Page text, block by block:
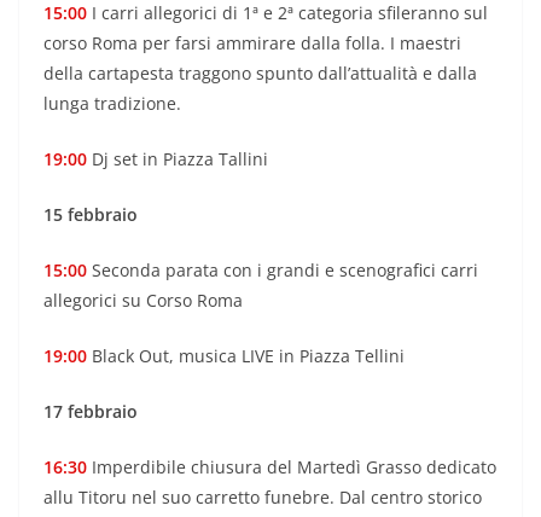
15:00 I carri allegorici di 1ª e 2ª categoria sfileranno sul
corso Roma per farsi ammirare dalla folla. I maestri
della cartapesta traggono spunto dall’attualità e dalla
lunga tradizione.
19:00 Dj set in Piazza Tallini
15 febbraio
15:00 Seconda parata con i grandi e scenografici carri
allegorici su Corso Roma
19:00 Black Out, musica LIVE in Piazza Tellini
17 febbraio
16:30 Imperdibile chiusura del Martedì Grasso dedicato
allu Titoru nel suo carretto funebre. Dal centro storico